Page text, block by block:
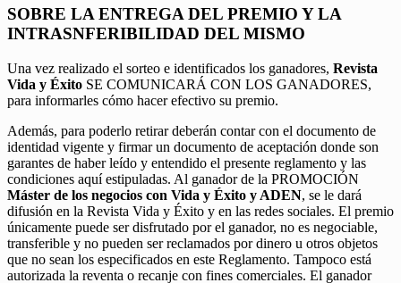
SOBRE LA ENTREGA DEL PREMIO Y LA
INTRASNFERIBILIDAD DEL MISMO
Una vez realizado el sorteo e identificados los ganadores, Revista
Vida y Éxito SE COMUNICARÁ CON LOS GANADORES,
para informarles cómo hacer efectivo su premio.
Además, para poderlo retirar deberán contar con el documento de
identidad vigente y firmar un documento de aceptación donde son
garantes de haber leído y entendido el presente reglamento y las
condiciones aquí estipuladas. Al ganador de la PROMOCIÓN
Máster de los negocios con Vida y Éxito y ADEN, se le dará
difusión en la Revista Vida y Éxito y en las redes sociales. El premio
únicamente puede ser disfrutado por el ganador, no es negociable,
transferible y no pueden ser reclamados por dinero u otros objetos
que no sean los especificados en este Reglamento. Tampoco está
autorizada la reventa o recanje con fines comerciales. El ganador